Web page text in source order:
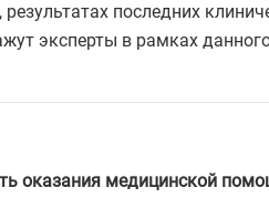
последних
эксперты в рамках
оказания медицинской